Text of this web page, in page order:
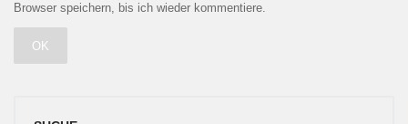
Browser speichern, bis ich wieder kommentiere.